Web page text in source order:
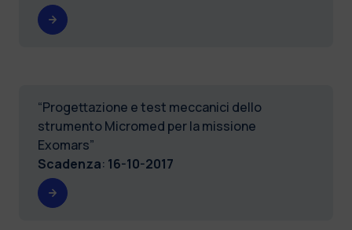
“Progettazione e test meccanici dello
strumento Micromed per la missione
Exomars”
Scadenza: 16-10-2017